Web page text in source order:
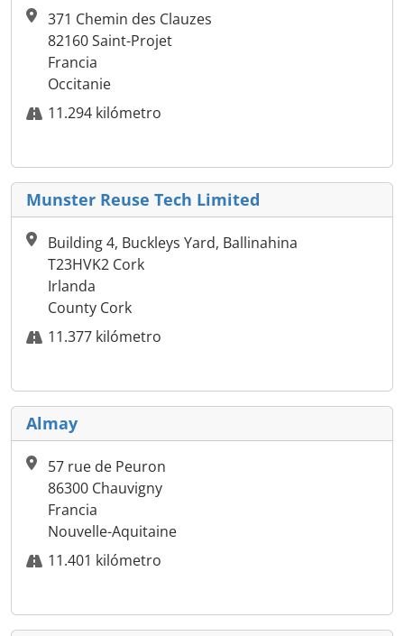
371 Chemin des Clauzes
82160 Saint-Projet
Francia
Occitanie
11.294 kilómetro
Munster Reuse Tech Limited
Building 4, Buckleys Yard, Ballinahina
T23HVK2 Cork
Irlanda
County Cork
11.377 kilómetro
Almay
57 rue de Peuron
86300 Chauvigny
Francia
Nouvelle-Aquitaine
11.401 kilómetro